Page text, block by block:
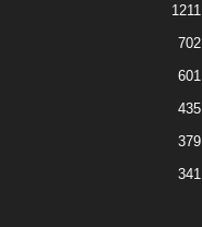
1211
702
601
435
379
341